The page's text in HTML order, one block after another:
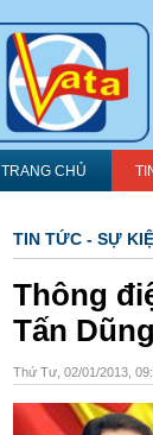
TRANG CHỦ
TIN TỨC - SỰ
Thông
Tấn Dũng
Thứ Tư, 02/01/2013,